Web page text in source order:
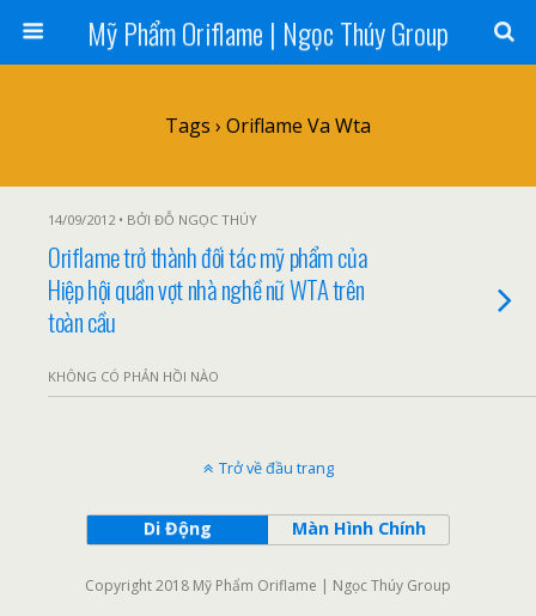
Mỹ Phẩm Oriflame | Ngọc Thúy Group
Tags › Oriflame Va Wta
14/09/2012 • BỞI ĐỖ NGỌC THÚY
Oriflame trở thành đối tác mỹ phẩm của
Hiệp hội quần vợt nhà nghề nữ WTA trên
toàn cầu
KHÔNG CÓ PHẢN HỒI NÀO
Trở về đầu trang
Di Động Màn Hình Chính
Copyright 2018 Mỹ Phẩm Oriflame | Ngọc Thúy Group